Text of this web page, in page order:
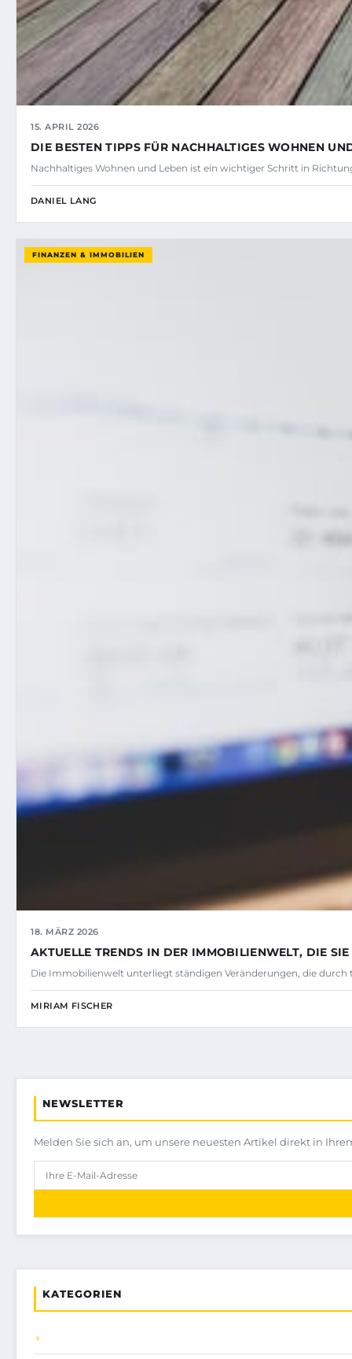
15. APRIL 2026
DIE BESTEN TIPPS FÜR NACHHALTIGES WOHNEN
Nachhaltiges Wohnen und Leben ist ein wichtiger Schritt in
DANIEL LANG
FINANZEN & IMMOBILIEN
18. MÄRZ 2026
AKTUELLE TRENDS IN DER IMMOBILIENWELT, DIE SIE
Die Immobilienwelt unterliegt ständigen Veränderungen, die
MIRIAM FISCHER
NEWSLETTER
Melden Sie sich an, um unsere neuesten Artikel direkt in
KATEGORIEN